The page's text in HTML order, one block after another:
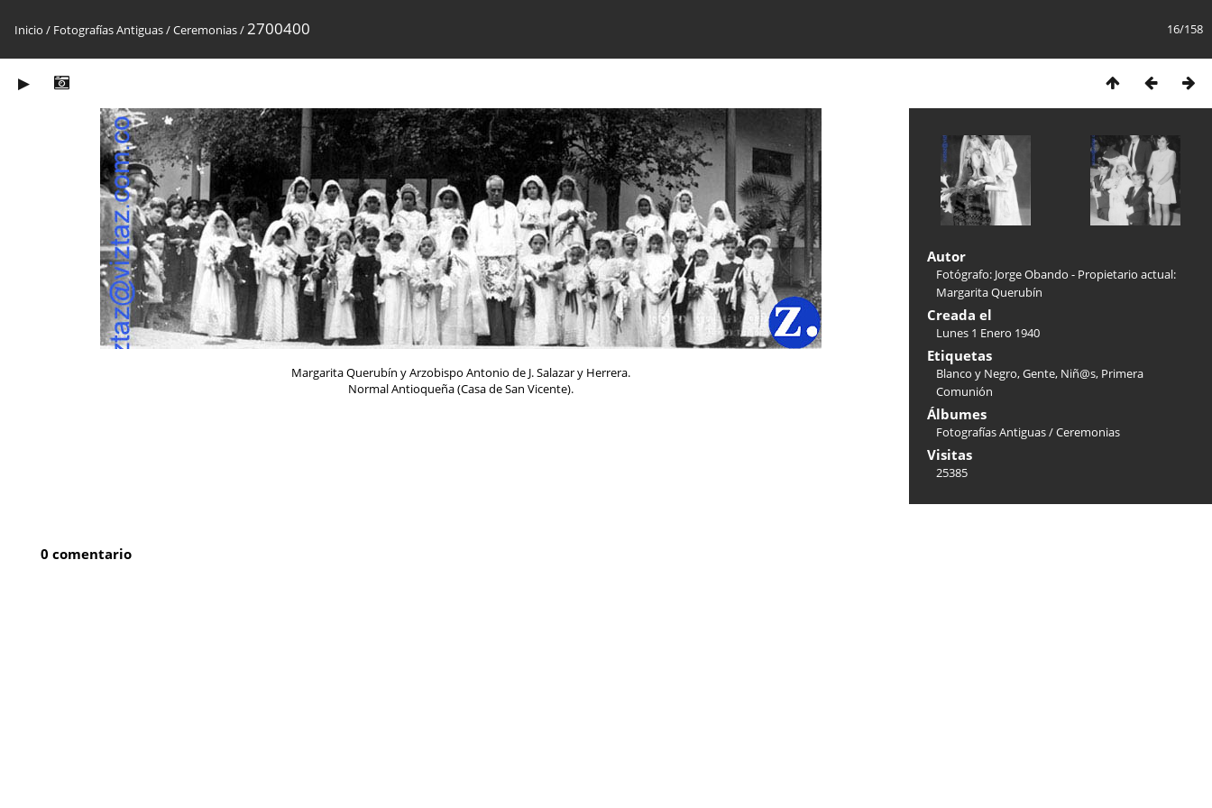
16/158
Inicio / Fotografías Antiguas/Ceremonias/2700400
Margarita Querubín y Arzobispo Antonio de J. Salazar y Herrera.
Normal Antioqueña (Casa de San Vicente).
Autor
Fotógrafo: Jorge Obando - Propietario actual:
Margarita Querubín
Creada el
Lunes 1 Enero 1940
Etiquetas
Blanco y Negro,Gente, Niñ@s, Primera
Comunión
Álbumes
Fotografías Antiguas/Ceremonias
Visitas
25385
0 comentario